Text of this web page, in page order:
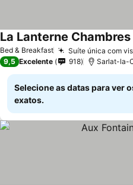
Bed & Breakfast Suíte única com
La Lanterne
9,5 Excelente 918 Sarlat-la-
Selecione as datas para ver
exatos.